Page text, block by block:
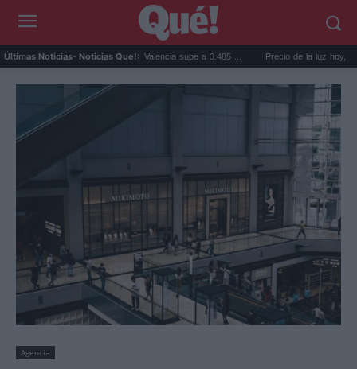
Últimas Noticias- Noticias Que!:
El precio de la vivienda en Valencia sube a 3.485 ... Precio de la luz hoy, jueves 6
Agencia